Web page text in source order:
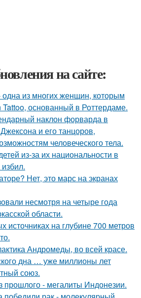
на сайте:
из многих женщин, которым
основанный в Роттердаме.
наклон форварда в
и его танцоров,
человеческого тела.
из-за их национальности в
Нет, это марс на экранах
несмотря на четыре года
области.
источниках на глубине 700 метров
Андромеды, во всей красе.
дна … уже миллионы лет
союз.
прошлого - мегалиты Индонезии.